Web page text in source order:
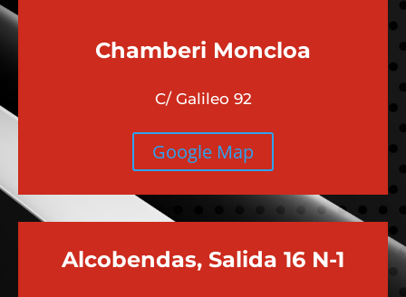
Chamberi Moncloa
C/ Galileo 92
Google Map
Alcobendas, Salida 16 N-1